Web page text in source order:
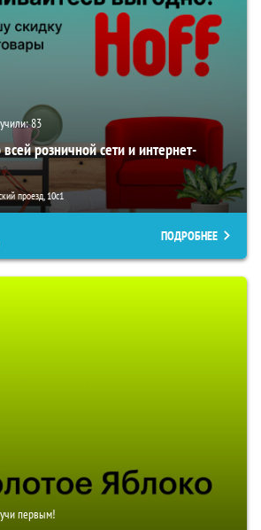
83
розничной сети и интернет-
проезд, 10с1
ПОДРОБНЕЕ
первым!